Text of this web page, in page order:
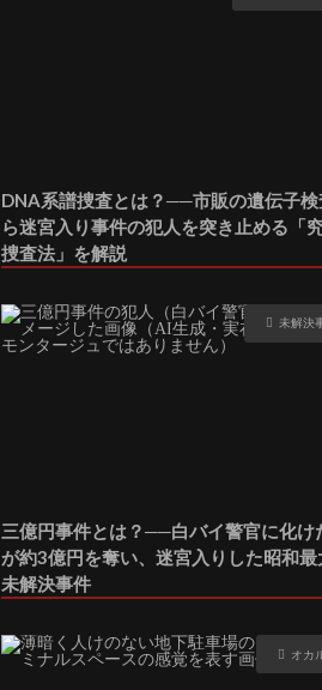
DNA系譜捜査とは？──市販の遺伝子検
ら迷宮入り事件の犯人を突き止める「
捜査法」を解説
未解決
三億円事件とは？──白バイ警官に化け
が約3億円を奪い、迷宮入りした昭和最
未解決事件
オカ